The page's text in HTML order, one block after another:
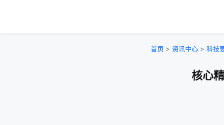
首页 > 资讯中心 > 科技
核心